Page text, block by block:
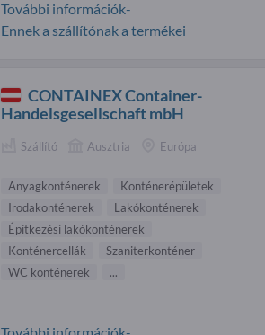
További információk-
Ennek a szállítónak a termékei
CONTAINEX Container-
Handelsgesellschaft mbH
Szállító Ausztria Európa
Anyagkonténerek
Konténerépületek
Irodakonténerek
Lakókonténerek
Építkezési lakókonténerek
Konténercellák
Szaniterkonténer
WC konténerek
...